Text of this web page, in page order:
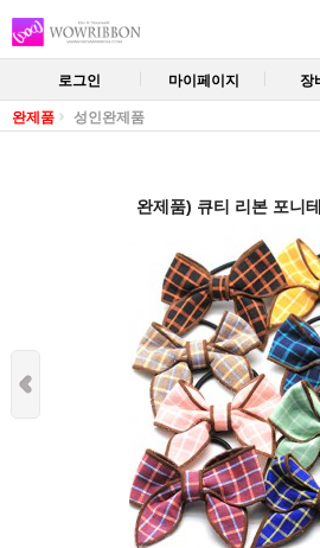
로그인 마이페이지 장
완제품 성인완제품
완제품) 큐티 리본 포니